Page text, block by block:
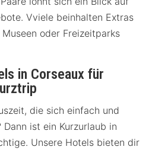
Vviele beinhalten Extras
oder Freizeitparks
in Corseaux für
die sich einfach und
ist ein Kurzurlaub in
Unsere Hotels bieten dir